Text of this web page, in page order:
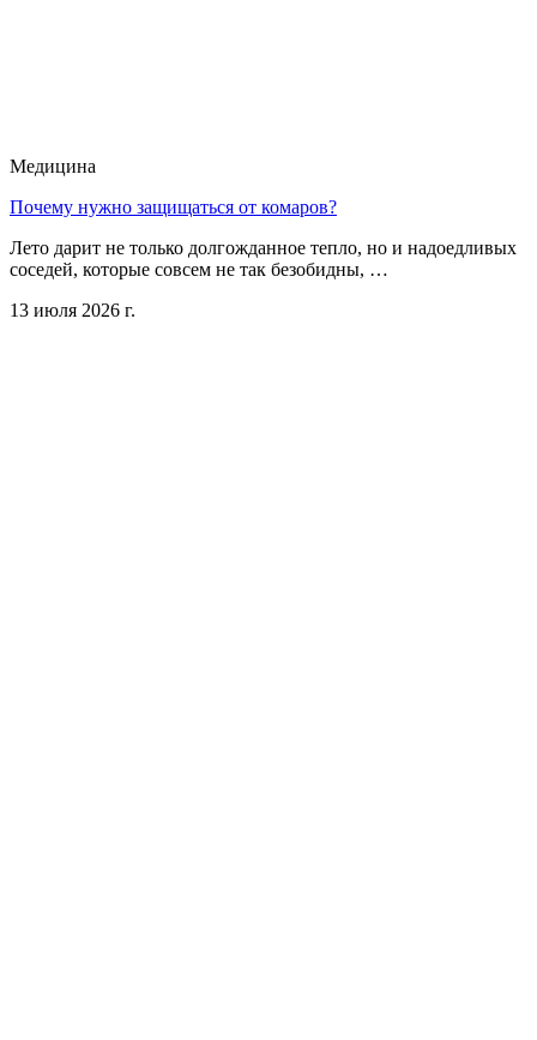
Медицина
Почему нужно защищаться от комаров?
Лето дарит не только долгожданное тепло, но и надоедливых
соседей, которые совсем не так безобидны, …
13 июля 2026 г.